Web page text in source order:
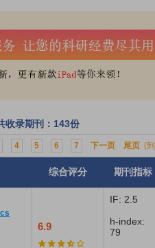
收录期刊：143份
4 5 6 7 下一页 尾页 (到
综合评分 期刊指标
6.9
IF: 2.5
h-index:
79